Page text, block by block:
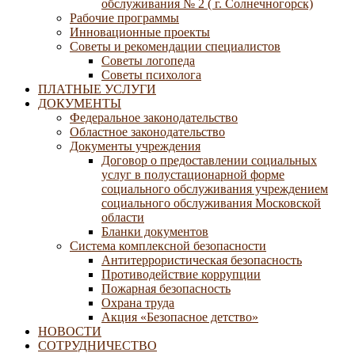
обслуживания № 2 ( г. Солнечногорск)
Рабочие программы
Инновационные проекты
Советы и рекомендации специалистов
Советы логопеда
Советы психолога
ПЛАТНЫЕ УСЛУГИ
ДОКУМЕНТЫ
Федеральное законодательство
Областное законодательство
Документы учреждения
Договор о предоставлении социальных
услуг в полустационарной форме
социального обслуживания учреждением
социального обслуживания Московской
области
Бланки документов
Система комплексной безопасности
Антитеррористическая безопасность
Противодействие коррупции
Пожарная безопасность
Охрана труда
Акция «Безопасное детство»
НОВОСТИ
СОТРУДНИЧЕСТВО